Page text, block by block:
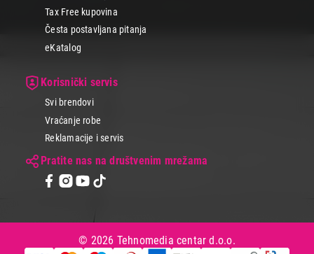
Tax Free kupovina
Česta postavljana pitanja
eKatalog
Korisnički servis
Svi brendovi
Vraćanje robe
Reklamacije i servis
Pratite nas na društvenim mrežama
© 2026 Tehnomedia centar d.o.o.